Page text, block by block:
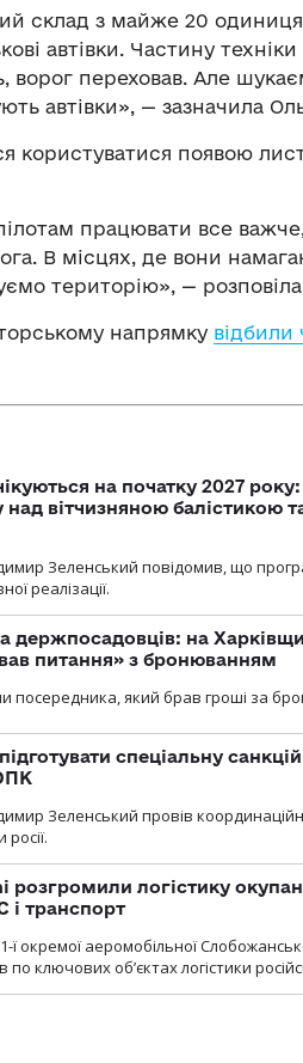
склад з майже 20
автівки. Частину
ворог переховав. Але
автівки», — зазначила
користуватися появою
працювати все
В місцях, де вони
територію», —
напрямку відбили
на початку 2027
над вітчизняною балістикою
Зеленський повідомив, що
реалізації.
держпосадовців: на
питання» з бронюванням
посередника, який брав гроші за
спеціальну
Зеленський провів
розгромили логістику
і транспорт
окремої аеромобільної
ключових об’єктах логістики